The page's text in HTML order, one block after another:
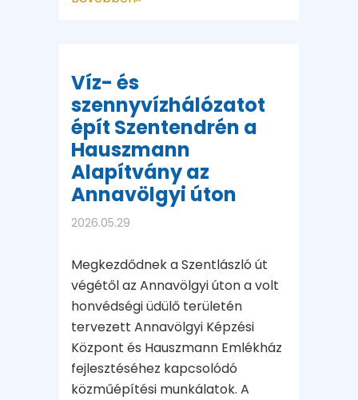
Víz- és
szennyvízhálózatot
épít Szentendrén a
Hauszmann
Alapítvány az
Annavölgyi úton
2026.05.29
Megkezdődnek a Szentlászló út
végétől az Annavölgyi úton a volt
honvédségi üdülő területén
tervezett Annavölgyi Képzési
Központ és Hauszmann Emlékház
fejlesztéséhez kapcsolódó
közműépítési munkálatok. A